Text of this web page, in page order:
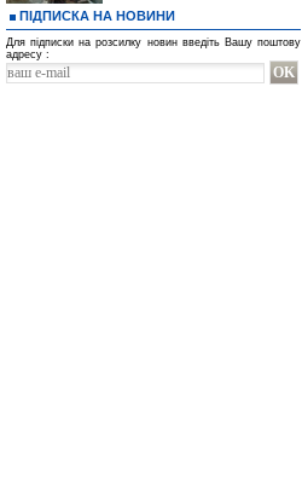
ПІДПИСКА НА НОВИНИ
Для підписки на розсилку новин введіть Вашу поштову
адресу :